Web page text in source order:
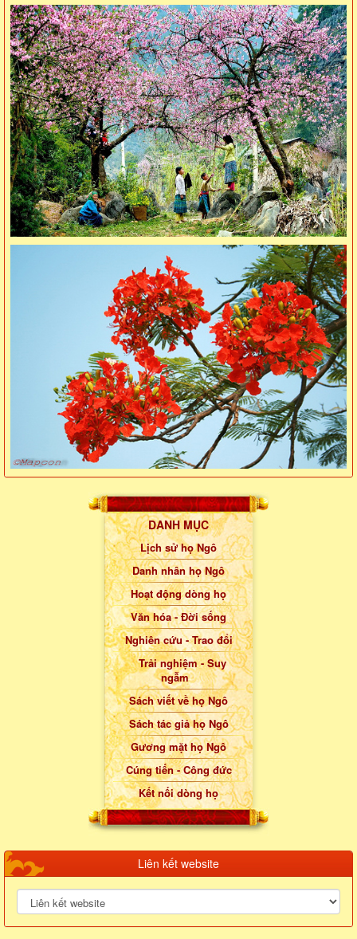
DANH MỤC
Lịch sử họ Ngô
Danh nhân họ Ngô
Hoạt động dòng họ
Văn hóa - Đời sống
Nghiên cứu - Trao đổi
Trải nghiệm - Suy
ngẫm
Sách viết về họ Ngô
Sách tác giả họ Ngô
Gương mặt họ Ngô
Cúng tiến - Công đức
Kết nối dòng họ
Liên kết website